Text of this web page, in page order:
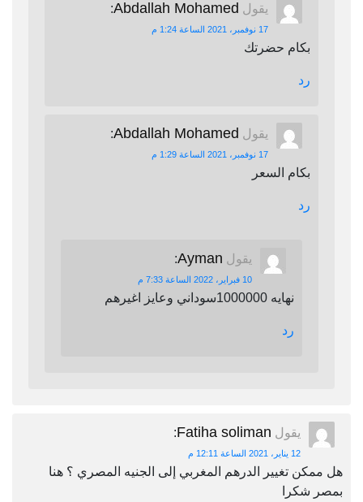
يقول Abdallah Mohamed
:
17 نوفمبر، 2021 الساعة 1:24 م
بكام حضرتك
رد
يقول Abdallah Mohamed
:
17 نوفمبر، 2021 الساعة 1:29 م
بكام السعر
رد
يقول Ayman
:
10 فبراير، 2022 الساعة 7:33 م
نهايه 1000000سوداني وعايز اغيرهم
رد
يقول Fatiha soliman
:
12 يناير، 2021 الساعة 12:11 م
هل ممكن تغيير الدرهم المغربي إلى الجنيه المصري ؟ هنا
بمصر شكرا